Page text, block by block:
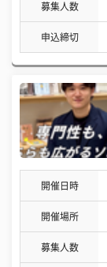
募集人数
申込締切
開催日時
開催場所
募集人数